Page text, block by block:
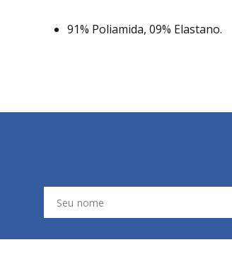
91% Poliamida, 09% Elastano.